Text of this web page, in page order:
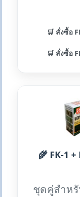
🛒 สั่งซื้อ
🛒 สั่งซื้อ
🌾 FK-1
ชุดคู่สำหรั